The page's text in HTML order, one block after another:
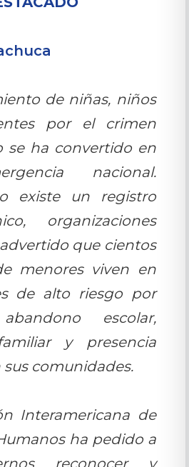
de niñas, niños
por el crimen
se ha convertido en
nacional.
existe un registro
organizaciones
que cientos
menores viven en
de alto riesgo por
escolar,
y presencia
comunidades.
Interamericana de
ha pedido a
reconocer y